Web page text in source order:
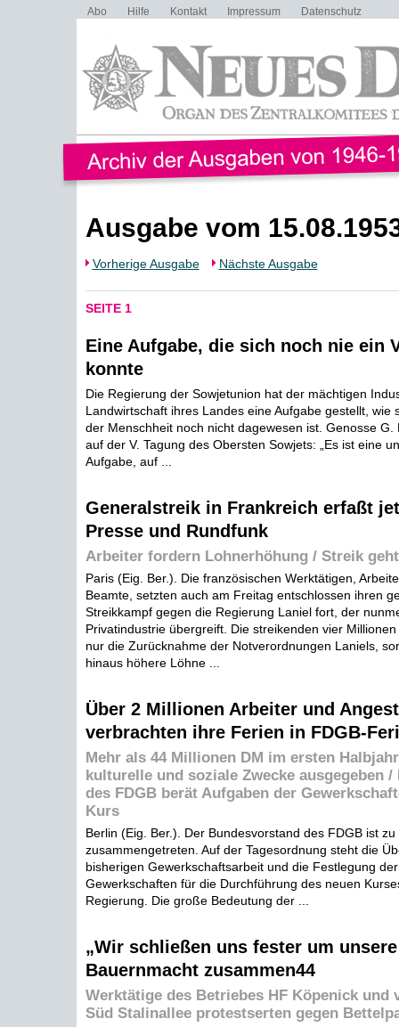
Abo Hilfe Kontakt Impressum Datenschutz
Ausgabe vom
Vorherige Ausgabe Nächste Ausgabe
SEITE 1
Eine Aufgabe, die sich noch nie ein
konnte
Die Regierung der Sowjetunion hat der mächtigen
Landwirtschaft ihres Landes eine Aufgabe gestellt, wie
der Menschheit noch nicht dagewesen ist. Genosse G.
auf der V. Tagung des Obersten Sowjets: „Es ist eine
Aufgabe, auf ...
Generalstreik in Frankreich erfaßt
Presse und Rundfunk
Arbeiter fordern Lohnerhöhung / Streik geht
Paris (Eig. Ber.). Die französischen Werktätigen,
Beamte, setzten auch am Freitag entschlossen ihren
Streikkampf gegen die Regierung Laniel fort, der
Privatindustrie übergreift. Die streikenden vier
nur die Zurücknahme der Notverordnungen Laniels,
hinaus höhere Löhne ...
Über 2 Millionen Arbeiter und
verbrachten ihre Ferien in FDGB-
Mehr als 44 Millionen DM im ersten
kulturelle und soziale Zwecke ausgegeben
des FDGB berät Aufgaben der
Kurs
Berlin (Eig. Ber.). Der Bundesvorstand des FDGB ist
zusammengetreten. Auf der Tagesordnung steht die
bisherigen Gewerkschaftsarbeit und die Festlegung
Gewerkschaften für die Durchführung des neuen
Regierung. Die große Bedeutung der ...
„Wir schließen uns fester um
Bauernmacht zusammen44
Werktätige des Betriebes HF Köpenick und
Süd Stalinallee protestserten gegen